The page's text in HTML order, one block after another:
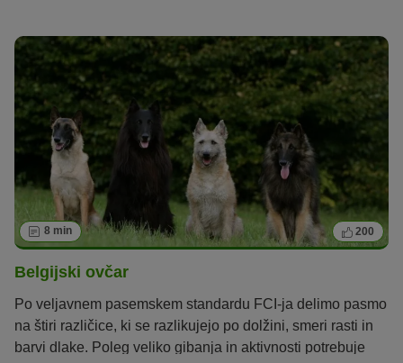
8 min 200
Belgijski ovčar
Po veljavnem pasemskem standardu FCI-ja delimo pasmo
na štiri različice, ki se razlikujejo po dolžini, smeri rasti in
barvi dlake. Poleg veliko gibanja in aktivnosti potrebuje